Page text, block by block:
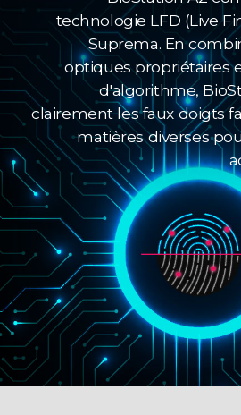
technologie LFD (Live
Suprema. En
optiques propriétaires
d'algorithme,
clairement les faux doigts
matières diverses